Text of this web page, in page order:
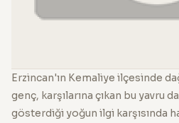
Erzincan'ın Kemaliye ilçesinde
genç, karşılarına çıkan bu yavru
gösterdiği yoğun ilgi karşısında